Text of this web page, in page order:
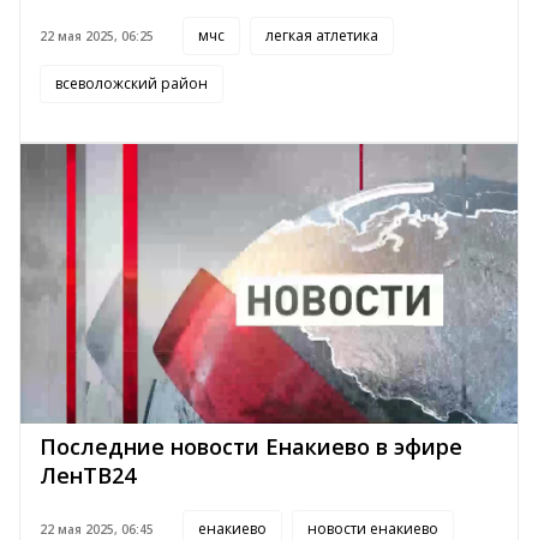
22 мая 2025, 06:25 мчс легкая атлетика
всеволожский район
Последние новости Енакиево в эфире
ЛенТВ24
22 мая 2025, 06:45 енакиево новости енакиево